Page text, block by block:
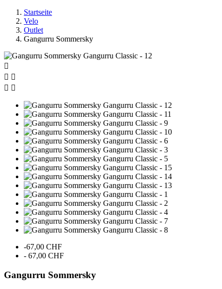
Startseite
Velo
Outlet
Gangurru Sommersky

 
 
-67,00 CHF
- 67,00 CHF
Gangurru Sommersky